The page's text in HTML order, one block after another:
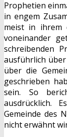
Prophetien
in engem
meist in ihrem
voneinander
schreibenden
ausführlich
über die
geschrieben
sein. So
ausdrücklich.
Gemeinde des
nicht erwähnt